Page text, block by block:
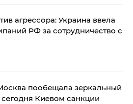
агрессора: Украина ввела
РФ за сотрудничество с
пообещала зеркальный
Киевом санкции